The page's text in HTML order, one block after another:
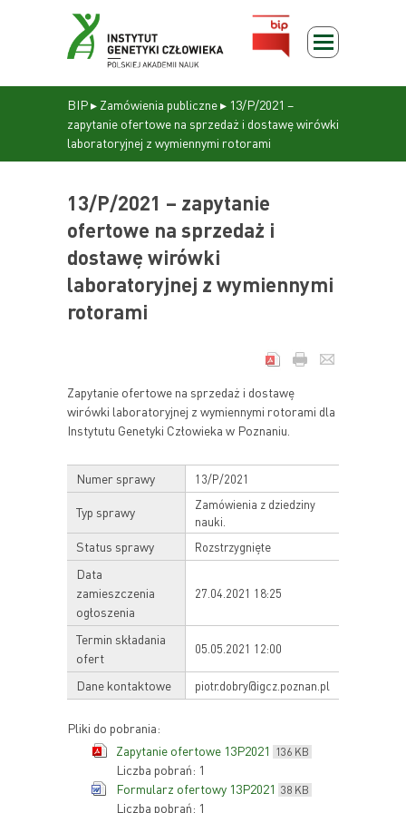
BIP▸ Zamówienia publiczne▸ 13/P/2021 –
zapytanie ofertowe na sprzedaż i dostawę wirówki
laboratoryjnej z wymiennymi rotorami
13/P/2021 – zapytanie
ofertowe na sprzedaż i
dostawę wirówki
laboratoryjnej z wymiennymi
rotorami
Zapytanie ofertowe na sprzedaż i dostawę
wirówki laboratoryjnej z wymiennymi rotorami dla
Instytutu Genetyki Człowieka w Poznaniu.
Numer sprawy 13/P/2021
Typ sprawy
Zamówienia z dziedziny
nauki.
Status sprawy Rozstrzygnięte
Data
zamieszczenia
ogłoszenia
27.04.2021 18:25
Termin składania
ofert
05.05.2021 12:00
Dane kontaktowe piotr.dobry@igcz.poznan.pl
Pliki do pobrania:
Zapytanie ofertowe 13P2021 136 KB
Liczba pobrań: 1
Formularz ofertowy 13P2021 38 KB
Liczba pobrań: 1